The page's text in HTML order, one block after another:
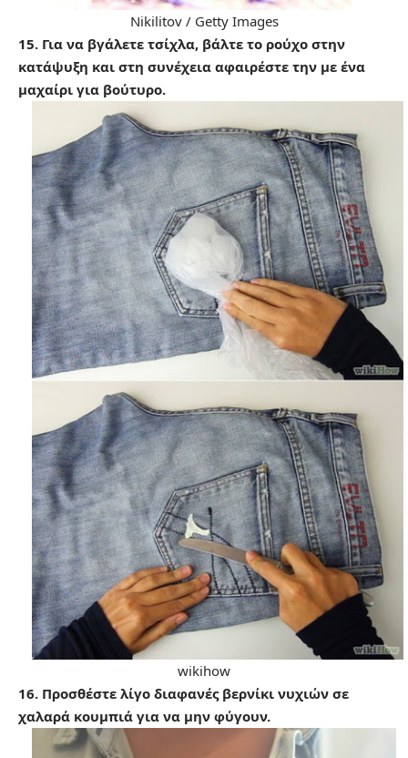
Nikilitov / Getty Images
15. Για να βγάλετε τσίχλα, βάλτε το ρούχο στην
κατάψυξη και στη συνέχεια αφαιρέστε την με ένα
μαχαίρι για βούτυρο.
wikihow
16. Προσθέστε λίγο διαφανές βερνίκι νυχιών σε
χαλαρά κουμπιά για να μην φύγουν.